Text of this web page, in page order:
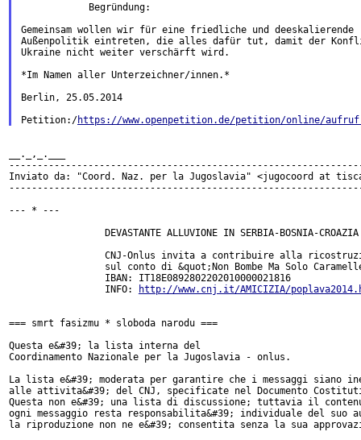
            Begründung:
Gemeinsam wollen wir für eine friedliche und deeskalierende
Außenpolitik eintreten, die alles dafür tut, damit der
Ukraine nicht weiter verschärft wird.
*Im Namen aller Unterzeichner/innen.*
Berlin, 25.05.2014
Petition:/https://www.openpetition.de/petition/online/aufruf-
__._,_.___
Inviato da: "Coord. Naz. per la Jugoslavia" <jugocoord at
--- * ---
                 DEVASTANTE ALLUVIONE IN SERBIA-BOSNIA-CROAZIA
CNJ-Onlus invita a contribuire alla
sul conto di &quot;Non Bombe Ma Solo
                 IBAN: IT18E0892802202010000021816
                 INFO:
http://www.cnj.it/AMICIZIA/
=== smrt fasizmu * sloboda narodu ===
Questa e&#39; la lista interna del
Coordinamento Nazionale per la Jugoslavia - onlus.
La lista e&#39; moderata per garantire che i messaggi siano
alle attivita&#39; del CNJ, specificate nel Documento
Questa non e&#39; una lista di discussione; tuttavia il
ogni messaggio resta responsabilita&#39; individuale del suo
la riproduzione non ne e&#39; consentita senza la sua